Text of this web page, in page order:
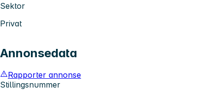
Sektor
Privat
Annonsedata
Rapporter annonse
Stillingsnummer